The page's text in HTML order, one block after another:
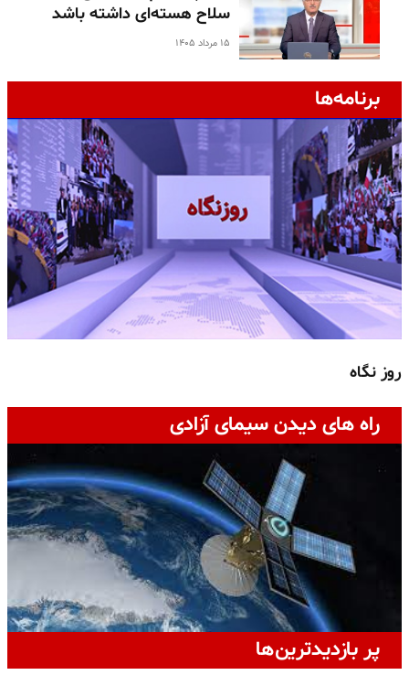
سلاح هسته‌ای داشته باشد
۱۵ مرداد ۱۴۰۵
برنامه‌ها
روز نگاه
راه های دیدن سیمای آزادی
پر بازدیدترین‌ها